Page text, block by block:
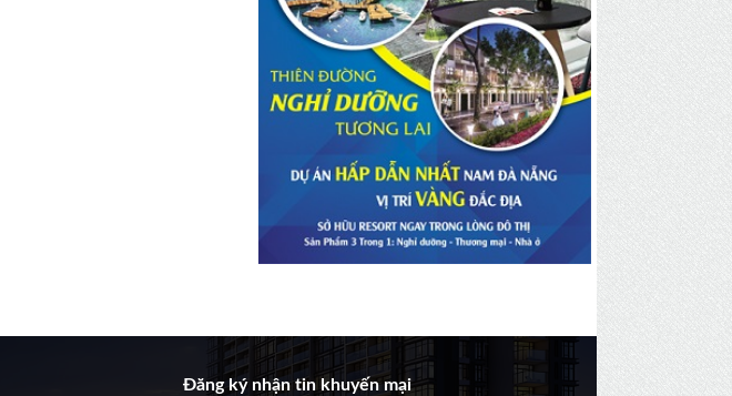
Đăng ký nhận tin khuyến mại